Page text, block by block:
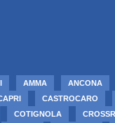
AMMA
ANCONA
CASTROCARO
COTIGNOLA